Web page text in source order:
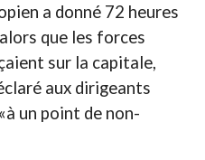
a donné 72 heures
que les forces
sur la capitale,
aux dirigeants
un point de non-